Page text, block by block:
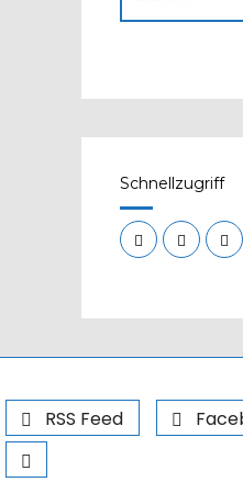
Schnellzugriff
RSS Feed